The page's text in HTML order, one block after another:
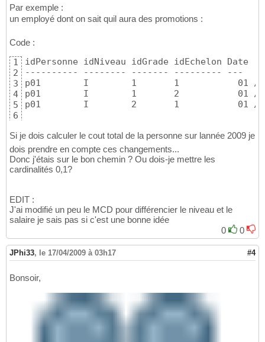
Par exemple :
un employé dont on sait quil aura des promotions :
Code :
1
2
3
4
5
6
idPersonne idNiveau idGrade idEchelon
---------- -------- ------- --------- ---
p01        I        1       1		01 /01/09  150
p01        I        1       2		01 /09/09  160
p01        I
Si je dois calculer le cout total de la personne sur lannée 2009 je
dois prendre en compte ces changements...
Donc j'étais sur le bon chemin ? Ou dois-je mettre les
cardinalités 0,1?
EDIT :
J'ai modifié un peu le MCD pour différencier le niveau et le
salaire je sais pas si c'est une bonne idée
0
0
JPhi33, le 17/04/2009 à 03h17 #4
Bonsoir,